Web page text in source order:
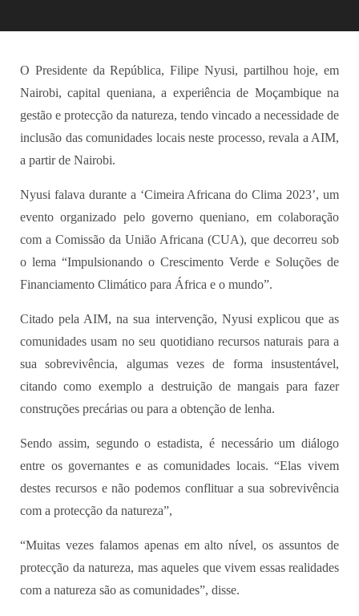
O Presidente da República, Filipe Nyusi, partilhou hoje, em
Nairobi, capital queniana, a experiência de Moçambique na
gestão e protecção da natureza, tendo vincado a necessidade de
inclusão das comunidades locais neste processo, revala a AIM,
a partir de Nairobi.
Nyusi falava durante a ‘Cimeira Africana do Clima 2023’, um
evento organizado pelo governo queniano, em colaboração
com a Comissão da União Africana (CUA), que decorreu sob
o lema “Impulsionando o Crescimento Verde e Soluções de
Financiamento Climático para África e o mundo”.
Citado pela AIM, na sua intervenção, Nyusi explicou que as
comunidades usam no seu quotidiano recursos naturais para a
sua sobrevivência, algumas vezes de forma insustentável,
citando como exemplo a destruição de mangais para fazer
construções precárias ou para a obtenção de lenha.
Sendo assim, segundo o estadista, é necessário um diálogo
entre os governantes e as comunidades locais. “Elas vivem
destes recursos e não podemos conflituar a sua sobrevivência
com a protecção da natureza”,
“Muitas vezes falamos apenas em alto nível, os assuntos de
protecção da natureza, mas aqueles que vivem essas realidades
com a natureza são as comunidades”, disse.